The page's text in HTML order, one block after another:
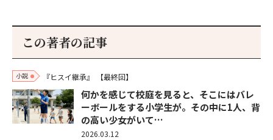
この著者の記事
小説 『ヒスイ継承』 【最終回】
何かを感じて校庭を見ると、そこにはバレ
ーボールをする小学生が。その中に1人、背
の高い少女がいて…
2026.03.12